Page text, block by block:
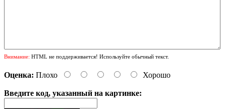
Внимание: HTML не поддерживается! Используйте обычный текст.
Оценка: Плохо Хорошо
Введите код, указанный на картинке: